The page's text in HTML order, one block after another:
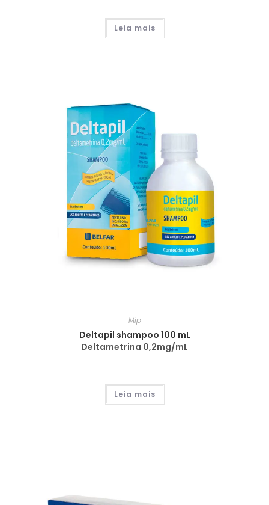
Leia mais
Mip
Deltapil shampoo 100 mL
Deltametrina 0,2mg/mL
Leia mais